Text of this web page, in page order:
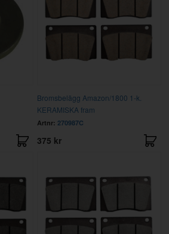
Bromsbelägg Amazon/1800 1-k.
KERAMISKA fram
Artnr: 270987C
375 kr